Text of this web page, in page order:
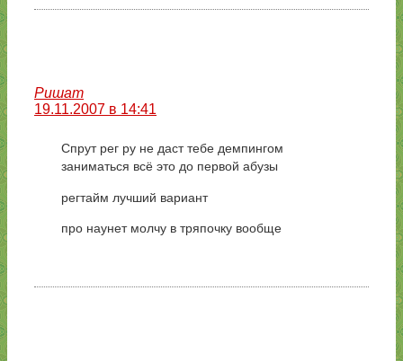
Ришат
19.11.2007 в 14:41
Спрут рег ру не даст тебе демпингом
заниматься всё это до первой абузы
регтайм лучший вариант
про наунет молчу в тряпочку вообще